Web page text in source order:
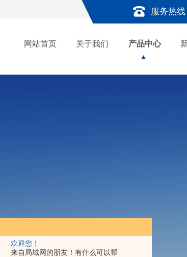
欢迎您！
来自局域网的朋友！有什么可以帮
服务热线
网站首页 关于我们 产品中心